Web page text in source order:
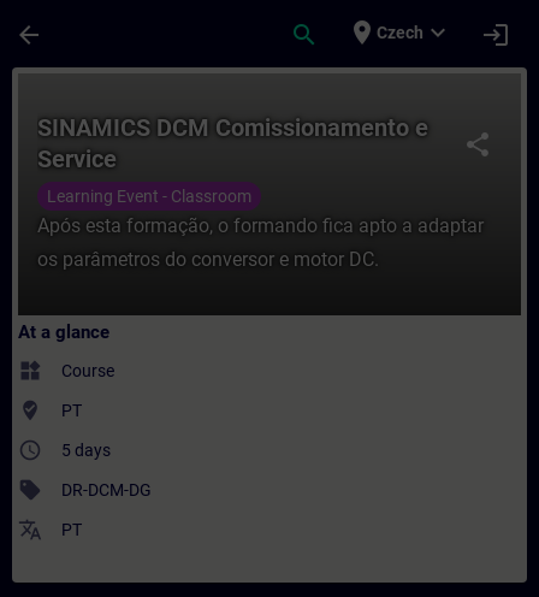
arrow_back search place Czech expand_more login
share
SINAMICS DCM Comissionamento e
Service
Learning Event - Classroom
Após esta formação, o formando fica apto a adaptar
os parâmetros do conversor e motor DC.
At a glance
widgets Course
where_to_vote PT
access_time 5 days
sell DR-DCM-DG
translate PT